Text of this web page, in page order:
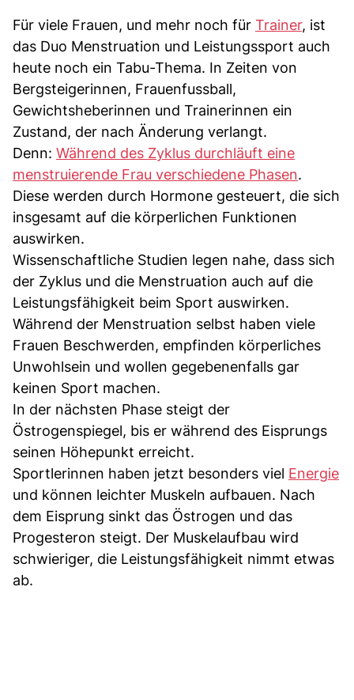
Für viele Frauen, und mehr noch für Trainer, ist
das Duo Menstruation und Leistungssport auch
heute noch ein Tabu-Thema. In Zeiten von
Bergsteigerinnen, Frauenfussball,
Gewichtsheberinnen und Trainerinnen ein
Zustand, der nach Änderung verlangt.
Denn: Während des Zyklus durchläuft eine
menstruierende Frau verschiedene Phasen.
Diese werden durch Hormone gesteuert, die sich
insgesamt auf die körperlichen Funktionen
auswirken.
Wissenschaftliche Studien legen nahe, dass sich
der Zyklus und die Menstruation auch auf die
Leistungsfähigkeit beim Sport auswirken.
Während der Menstruation selbst haben viele
Frauen Beschwerden, empfinden körperliches
Unwohlsein und wollen gegebenenfalls gar
keinen Sport machen.
In der nächsten Phase steigt der
Östrogenspiegel, bis er während des Eisprungs
seinen Höhepunkt erreicht.
Sportlerinnen haben jetzt besonders viel Energie
und können leichter Muskeln aufbauen. Nach
dem Eisprung sinkt das Östrogen und das
Progesteron steigt. Der Muskelaufbau wird
schwieriger, die Leistungsfähigkeit nimmt etwas
ab.